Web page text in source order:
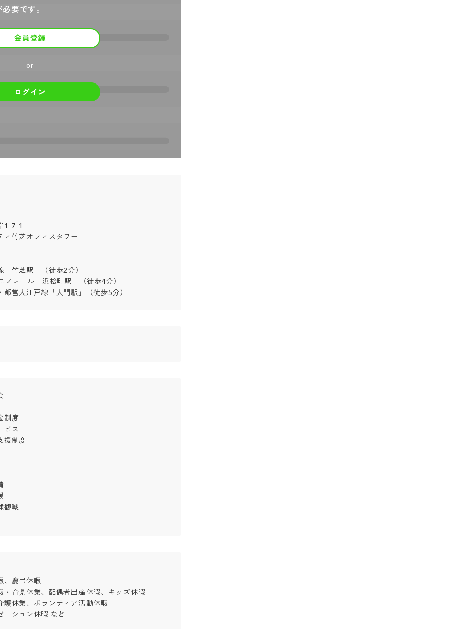
要です。
会員登録
or
ログイン
1-7-1
ィ竹芝オフィスタワー
「竹芝駅」（徒歩2分）
ノレール「浜松町駅」（徒歩4分）
都営大江戸線「大門駅」（徒歩5分）
制度
ビス
援制度
観戦
、慶弔休暇
育児休業、配偶者出産休暇、キッズ休暇
休業、ボランティア活動休暇
ション休暇 など